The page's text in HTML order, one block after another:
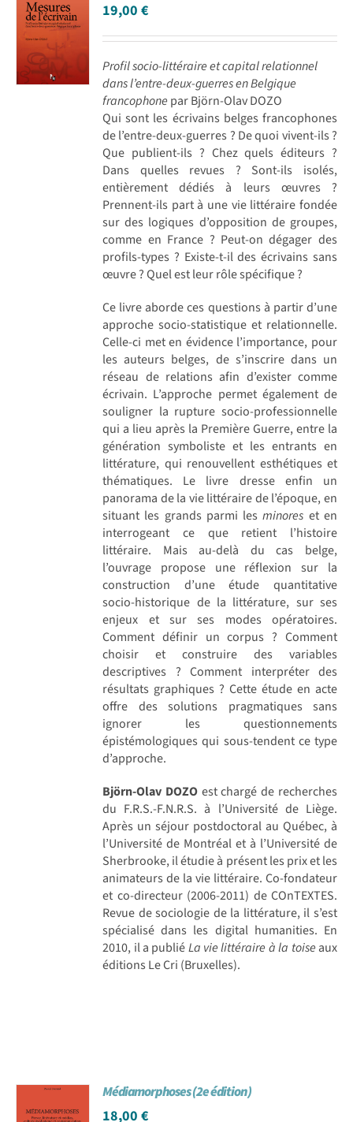
19,00€
Profil socio-littéraire et capital relationnel
dans l’entre-deux-guerres en Belgique
francophone par Björn-Olav DOZO
Qui sont les écrivains belges francophones
de l’entre-deux-guerres ? De quoi vivent-ils ?
Que publient-ils ? Chez quels éditeurs ?
Dans quelles revues ? Sont-ils isolés,
entièrement dédiés à leurs œuvres ?
Prennent-ils part à une vie littéraire fondée
sur des logiques d’opposition de groupes,
comme en France ? Peut-on dégager des
profils-types ? Existe-t-il des écrivains sans
œuvre ? Quel est leur rôle spécifique ?
Ce livre aborde ces questions à partir d’une
approche socio-statistique et relationnelle.
Celle-ci met en évidence l’importance, pour
les auteurs belges, de s’inscrire dans un
réseau de relations afin d’exister comme
écrivain. L’approche permet également de
souligner la rupture socio-professionnelle
qui a lieu après la Première Guerre, entre la
génération symboliste et les entrants en
littérature, qui renouvellent esthétiques et
thématiques. Le livre dresse enfin un
panorama de la vie littéraire de l’époque, en
situant les grands parmi lesminores et en
interrogeant ce que retient l’histoire
littéraire. Mais au-delà du cas belge,
l’ouvrage propose une réflexion sur la
construction d’une étude quantitative
socio-historique de la littérature, sur ses
enjeux et sur ses modes opératoires.
Comment définir un corpus ? Comment
choisir et construire des variables
descriptives ? Comment interpréter des
résultats graphiques ? Cette étude en acte
offre des solutions pragmatiques sans
ignorer les questionnements
épistémologiques qui sous-tendent ce type
d’approche.
Björn-Olav DOZOest chargé de recherches
du F.R.S.-F.N.R.S. à l’Université de Liège.
Après un séjour postdoctoral au Québec, à
l’Université de Montréal et à l’Université de
Sherbrooke, il étudie à présent les prix et les
animateurs de la vie littéraire. Co-fondateur
et co-directeur (2006-2011) de COnTEXTES.
Revue de sociologie de la littérature, il s’est
spécialisé dans les digital humanities. En
2010, il a publiéLa vie littéraire à la toise aux
éditions Le Cri (Bruxelles).
Médiamorphoses (2e édition)
18,00€